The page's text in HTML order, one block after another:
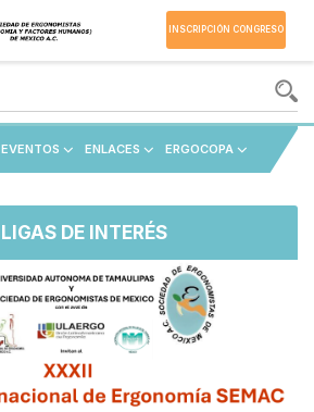
EVENTOS ENLACES ERGOCOPA
LIGAS DE INTERÉS
INSCRIPCIÓN CONGRESO